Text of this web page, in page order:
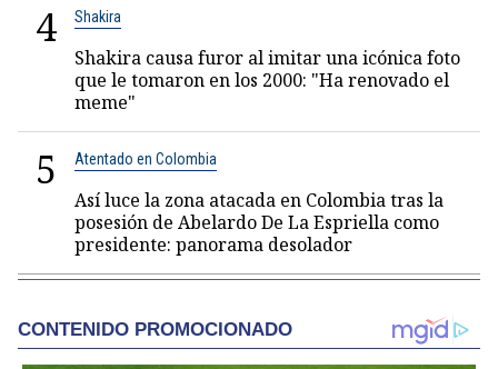
4 Shakira
Shakira causa furor al imitar una icónica foto
que le tomaron en los 2000: "Ha renovado el
meme"
5 Atentado en Colombia
Así luce la zona atacada en Colombia tras la
posesión de Abelardo De La Espriella como
presidente: panorama desolador